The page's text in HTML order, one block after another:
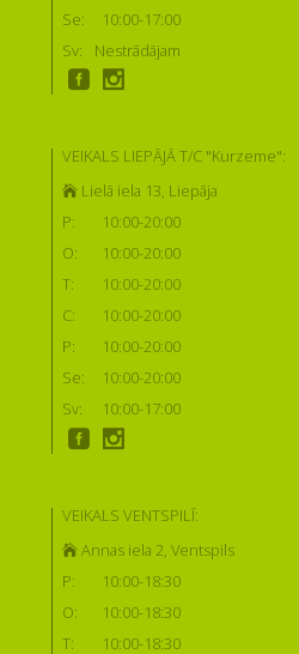
Se:
10:00-17:00
Sv:
Nestrādājam
VEIKALS LIEPĀJĀ T/C "Kurzeme":
Lielā iela 13, Liepāja
P:
10:00-20:00
O:
10:00-20:00
T:
10:00-20:00
C:
10:00-20:00
P:
10:00-20:00
Se:
10:00-20:00
Sv:
10:00-17:00
VEIKALS VENTSPILĪ:
Annas iela 2, Ventspils
P:
10:00-18:30
O:
10:00-18:30
T:
10:00-18:30